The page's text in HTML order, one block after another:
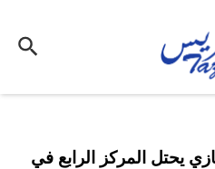
يحتل المركز الرابع في